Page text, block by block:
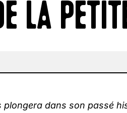
LA
plongera dans son passé